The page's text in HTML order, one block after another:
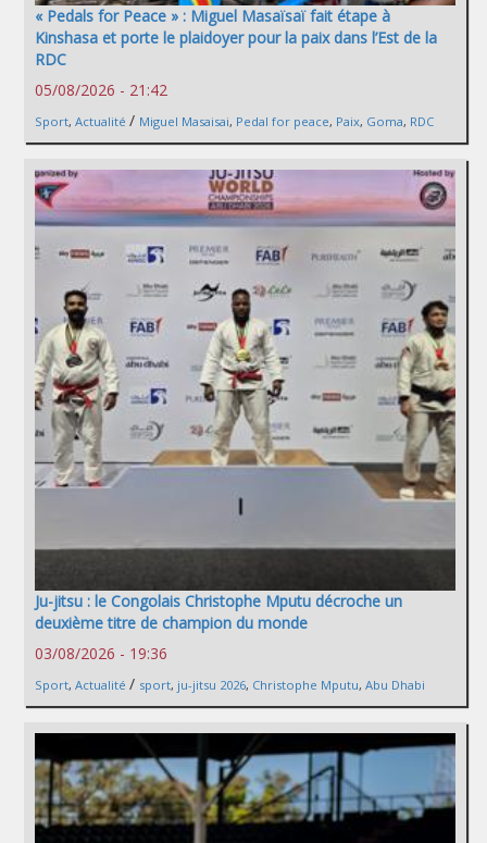
« Pedals for Peace » : Miguel Masaïsaï fait étape à
Kinshasa et porte le plaidoyer pour la paix dans l’Est de la
RDC
05/08/2026 - 21:42
Sport, Actualité / Miguel Masaisai, Pedal for peace, Paix, Goma, RDC
Ju-jitsu : le Congolais Christophe Mputu décroche un
deuxième titre de champion du monde
03/08/2026 - 19:36
Sport, Actualité / sport, ju-jitsu 2026, Christophe Mputu, Abu Dhabi